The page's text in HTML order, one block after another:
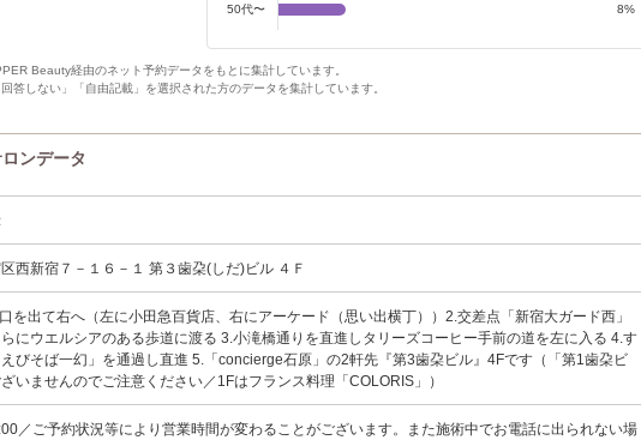
50代〜
8%
Beauty経由のネット予約データをもとに集計しています。
しない」「自由記載」を選択された方のデータを集計しています。
ンデータ
西新宿７－１６－１ 第３歯朶(しだ)ビル ４Ｆ
を出て右へ（左に小田急百貨店、右にアーケード（思い出横丁））2.交差点「新宿大ガード西」
にウエルシアのある歩道に渡る 3.小滝橋通りを直進しタリーズコーヒー手前の道を左に入る 4.す
びそば一幻」を通過し直進 5.「concierge石原」の2軒先『第3歯朶ビル』4Fです（「第1歯朶ビ
いませんのでご注意ください／1Fはフランス料理「COLORIS」）
／ご予約状況等により営業時間が変わることがございます。また施術中でお電話に出られない場